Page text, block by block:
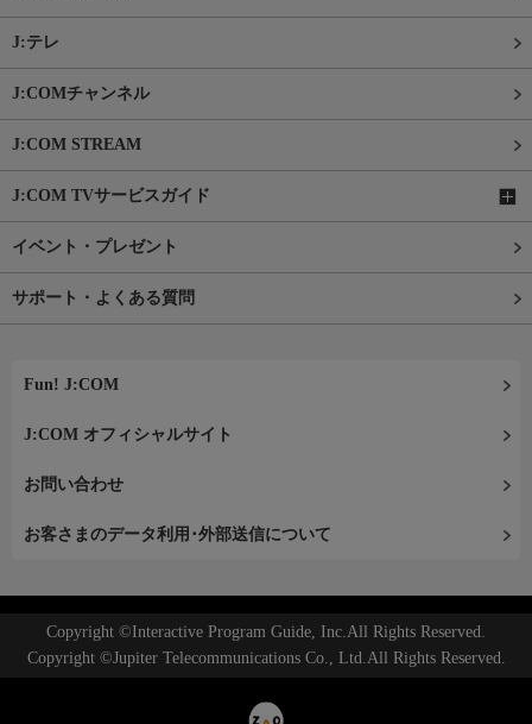
J:テレ
J:COMチャンネル
J:COM STREAM
J:COM TVサービスガイド
イベント・プレゼント
サポート・よくある質問
Fun! J:COM
J:COM オフィシャルサイト
お問い合わせ
お客さまのデータ利用･外部送信について
Copyright ©Interactive Program Guide, Inc.All Rights Reserved.
Copyright ©Jupiter Telecommunications Co., Ltd.All Rights Reserved.